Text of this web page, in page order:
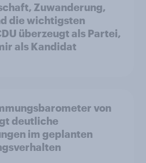
Zuwanderung,
die wichtigsten
überzeugt als Partei,
als Kandidat
von
deutliche
im geplanten